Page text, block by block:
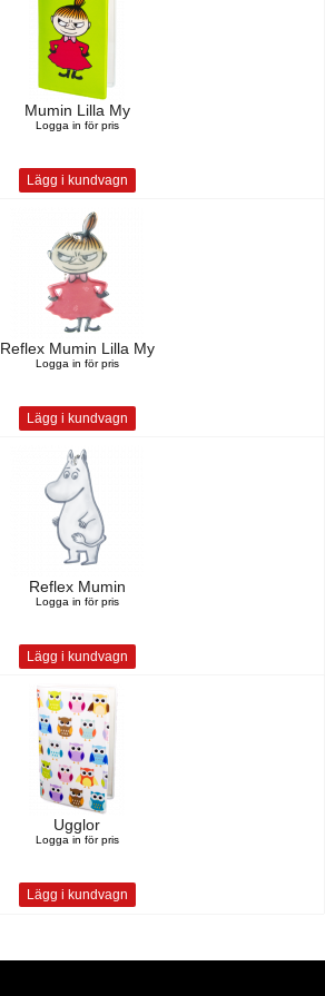
Mumin Lilla My
Logga in för pris
Lägg i kundvagn
Reflex Mumin Lilla My
Logga in för pris
Lägg i kundvagn
Reflex Mumin
Logga in för pris
Lägg i kundvagn
Ugglor
Logga in för pris
Lägg i kundvagn